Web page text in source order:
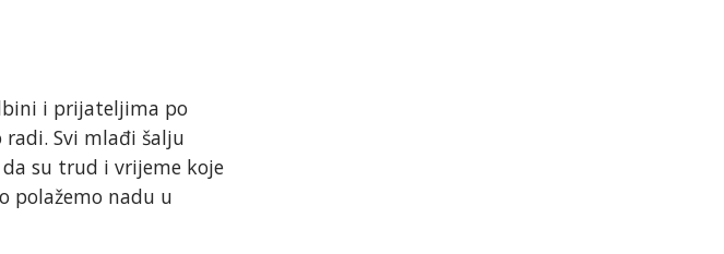
i prijateljima po
Svi mlađi šalju
su trud i vrijeme koje
polažemo nadu u